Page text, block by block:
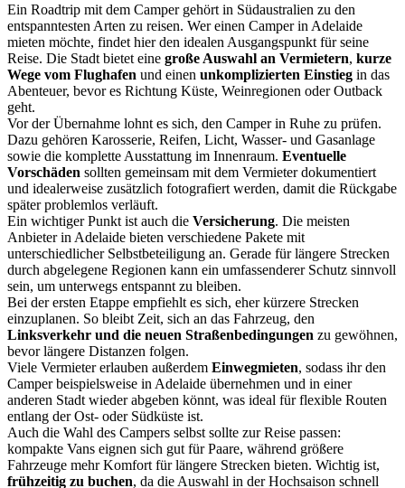
Ein Roadtrip mit dem Camper gehört in Südaustralien zu den
entspanntesten Arten zu reisen. Wer einen Camper in Adelaide
mieten möchte, findet hier den idealen Ausgangspunkt für seine
Reise. Die Stadt bietet eine große Auswahl an Vermietern, kurze
Wege vom Flughafen und einen unkomplizierten Einstieg in das
Abenteuer, bevor es Richtung Küste, Weinregionen oder Outback
geht.
Vor der Übernahme lohnt es sich, den Camper in Ruhe zu prüfen.
Dazu gehören Karosserie, Reifen, Licht, Wasser- und Gasanlage
sowie die komplette Ausstattung im Innenraum. Eventuelle
Vorschäden sollten gemeinsam mit dem Vermieter dokumentiert
und idealerweise zusätzlich fotografiert werden, damit die Rückgabe
später problemlos verläuft.
Ein wichtiger Punkt ist auch die Versicherung. Die meisten
Anbieter in Adelaide bieten verschiedene Pakete mit
unterschiedlicher Selbstbeteiligung an. Gerade für längere Strecken
durch abgelegene Regionen kann ein umfassenderer Schutz sinnvoll
sein, um unterwegs entspannt zu bleiben.
Bei der ersten Etappe empfiehlt es sich, eher kürzere Strecken
einzuplanen. So bleibt Zeit, sich an das Fahrzeug, den
Linksverkehr und die neuen Straßenbedingungen zu gewöhnen,
bevor längere Distanzen folgen.
Viele Vermieter erlauben außerdem Einwegmieten, sodass ihr den
Camper beispielsweise in Adelaide übernehmen und in einer
anderen Stadt wieder abgeben könnt, was ideal für flexible Routen
entlang der Ost- oder Südküste ist.
Auch die Wahl des Campers selbst sollte zur Reise passen:
kompakte Vans eignen sich gut für Paare, während größere
Fahrzeuge mehr Komfort für längere Strecken bieten. Wichtig ist,
frühzeitig zu buchen, da die Auswahl in der Hochsaison schnell